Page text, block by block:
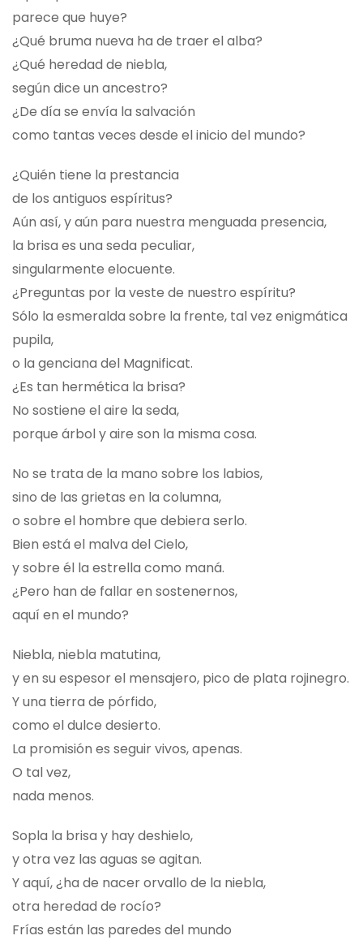
parece que huye?
¿Qué bruma nueva ha de traer el alba?
¿Qué heredad de niebla,
según dice un ancestro?
¿De día se envía la salvación
como tantas veces desde el inicio del mundo?
¿Quién tiene la prestancia
de los antiguos espíritus?
Aún así, y aún para nuestra menguada presencia,
la brisa es una seda peculiar,
singularmente elocuente.
¿Preguntas por la veste de nuestro espíritu?
Sólo la esmeralda sobre la frente, tal vez enigmática
pupila,
o la genciana del Magnificat.
¿Es tan hermética la brisa?
No sostiene el aire la seda,
porque árbol y aire son la misma cosa.
No se trata de la mano sobre los labios,
sino de las grietas en la columna,
o sobre el hombre que debiera serlo.
Bien está el malva del Cielo,
y sobre él la estrella como maná.
¿Pero han de fallar en sostenernos,
aquí en el mundo?
Niebla, niebla matutina,
y en su espesor el mensajero, pico de plata rojinegro.
Y una tierra de pórfido,
como el dulce desierto.
La promisión es seguir vivos, apenas.
O tal vez,
nada menos.
Sopla la brisa y hay deshielo,
y otra vez las aguas se agitan.
Y aquí, ¿ha de nacer orvallo de la niebla,
otra heredad de rocío?
Frías están las paredes del mundo